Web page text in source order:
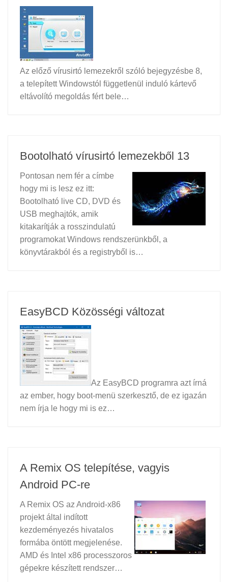
Az előző vírusirtó lemezekről szóló bejegyzésbe 8,
a telepített Windowstól függetlenül induló kártevő
eltávolító megoldás fért bele…
Bootolható vírusirtó lemezekből 13
Pontosan nem fér a címbe
hogy mi is lesz ez itt:
Bootolható live CD, DVD és
USB meghajtók, amik
kitakarítják a rosszindulatú
programokat Windows rendszerünkből, a
könyvtárakból és a registryből is…
EasyBCD Közösségi változat
Az EasyBCD programra azt írná
az ember, hogy boot-menü szerkesztő, de ez igazán
nem írja le hogy mi is ez…
A Remix OS telepítése, vagyis
Android PC-re
A Remix OS az Android-x86
projekt által indított
kezdeményezés hivatalos
formába öntött megjelenése.
AMD és Intel x86 processzoros
gépekre készített rendszer…